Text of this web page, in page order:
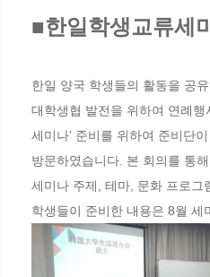
■한일학생교류세
한일 양국 학생들의 활동을 공
대학생협 발전을 위하여 연례행
세미나’ 준비를 위하여 준비단
방문하였습니다. 본 회의를 통
세미나 주제, 테마, 문화 프로그
학생들이 준비한 내용은 8월 세